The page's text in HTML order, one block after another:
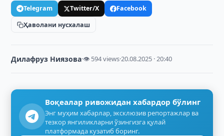
Telegram Twitter/X
Facebook
Ҳаволани нусхалаш
Дилафруз Ниязова·👁 594 views·20.08.2025 · 20:40
Воқеалар ривожидан хабардор бўлинг
Энг муҳим хабарлар, эксклюзив репортажлар ва
тезкор янгиликларни ўзингизга қулай
платформада кузатиб боринг.